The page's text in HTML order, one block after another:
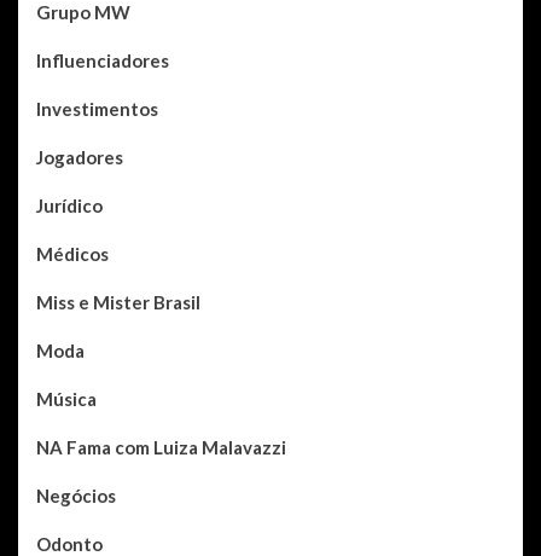
Grupo MW
Influenciadores
Investimentos
Jogadores
Jurídico
Médicos
Miss e Mister Brasil
Moda
Música
NA Fama com Luiza Malavazzi
Negócios
Odonto